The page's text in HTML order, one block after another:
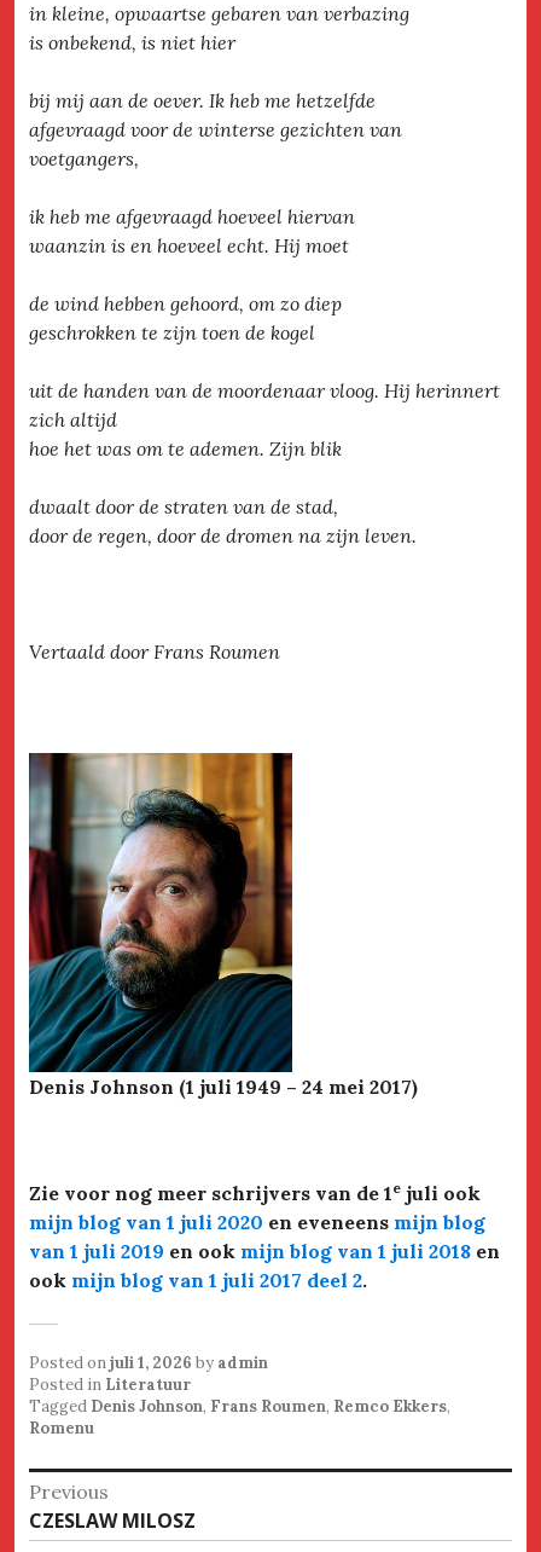
in kleine, opwaartse gebaren van verbazing
is onbekend, is niet hier
bij mij aan de oever. Ik heb me hetzelfde
afgevraagd voor de winterse gezichten van
voetgangers,
ik heb me afgevraagd hoeveel hiervan
waanzin is en hoeveel echt. Hij moet
de wind hebben gehoord, om zo diep
geschrokken te zijn toen de kogel
uit de handen van de moordenaar vloog. Hij herinnert
zich altijd
hoe het was om te ademen. Zijn blik
dwaalt door de straten van de stad,
door de regen, door de dromen na zijn leven.
Vertaald door Frans Roumen
Denis Johnson (1 juli 1949 – 24 mei 2017)
Zie voor nog meer schrijvers van de 1e juli ook
mijn blog van 1 juli 2020 en eveneens mijn blog
van 1 juli 2019 en ook mijn blog van 1 juli 2018 en
ook mijn blog van 1 juli 2017 deel 2.
Posted onjuli 1, 2026 by admin
Posted in Literatuur
Tagged Denis Johnson, Frans Roumen, Remco Ekkers,
Romenu
Bericht
navigatie
Previous
Previous
CZESLAW MILOSZ